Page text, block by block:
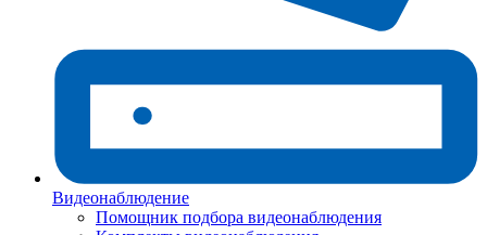
Видеонаблюдение
Помощник подбора видеонаблюдения